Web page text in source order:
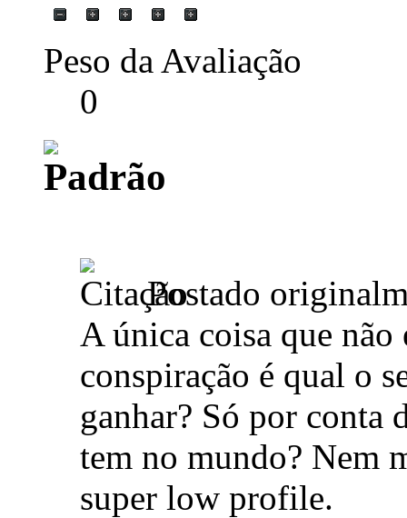
Peso da Avaliação
0
Postado
A única coisa que não
conspiração é qual o
ganhar? Só por conta
tem no mundo? Nem
super low profile.